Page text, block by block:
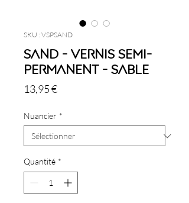
SKU : VSPSAND
Sand - Vernis semi-
permanent - Sable
13,95 €Prix
Nuancier *
Quantité *